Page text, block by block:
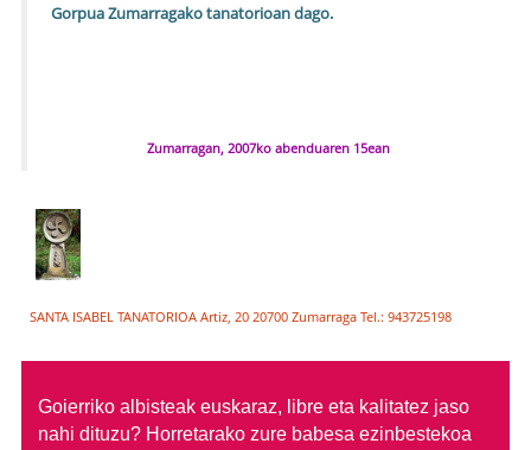
Gorpua Zumarragako tanatorioan dago.
Zumarragan, 2007ko abenduaren 15ean
SANTA ISABEL TANATORIOA Artiz, 20 20700 Zumarraga Tel.: 943725198
Goierriko albisteak euskaraz, libre eta kalitatez jaso
nahi dituzu? Horretarako zure babesa ezinbestekoa